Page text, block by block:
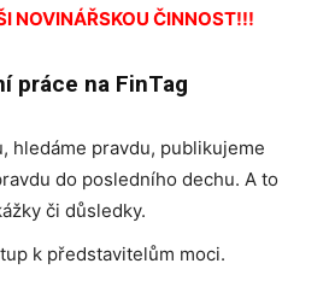
NOVINÁŘSKOU ČINNOST!!!
práce na FinTag
hledáme pravdu, publikujeme
do posledního dechu. A to
či důsledky.
k představitelům moci.